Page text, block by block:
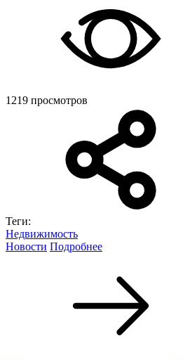
1219 просмотров
Теги:
Недвижимость
Новости Подробнее